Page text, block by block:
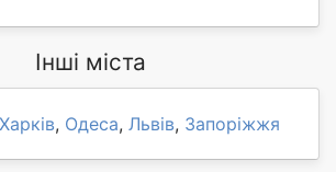
Інші міста
Харків, Одеса, Львів, Запоріжжя